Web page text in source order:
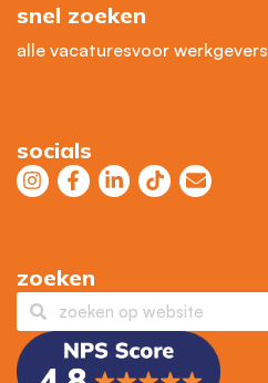
snel zoeken
alle vacaturesvoor werkgevers
socials
zoeken